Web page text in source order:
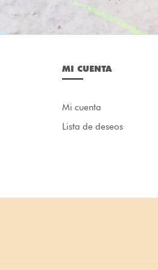
MI CUENTA
Mi cuenta
Lista de deseos